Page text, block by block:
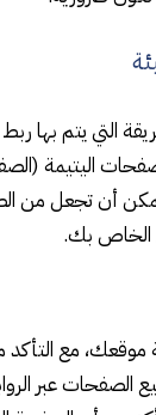
التي يتم بها
اليتيمة
أن تجعل من
الخاص بك.
موقعك، مع التأكد
الصفحات عبر